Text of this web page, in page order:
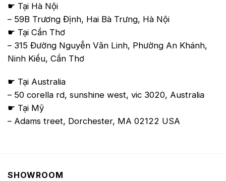
☛ Tại Hà Nội
– 59B Trương Định, Hai Bà Trưng, Hà Nội
☛ Tại Cần Thơ
– 315 Đường Nguyễn Văn Linh, Phường An Khánh,
Ninh Kiều, Cần Thơ
☛ Tại Australia
– 50 corella rd, sunshine west, vic 3020, Australia
☛ Tại Mỹ
– Adams treet, Dorchester, MA 02122 USA
SHOWROOM